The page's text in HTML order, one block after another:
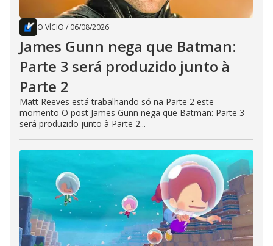
O VÍCIO / 06/08/2026
James Gunn nega que Batman:
Parte 3 será produzido junto à
Parte 2
Matt Reeves está trabalhando só na Parte 2 este
momento O post James Gunn nega que Batman: Parte 3
será produzido junto à Parte 2...